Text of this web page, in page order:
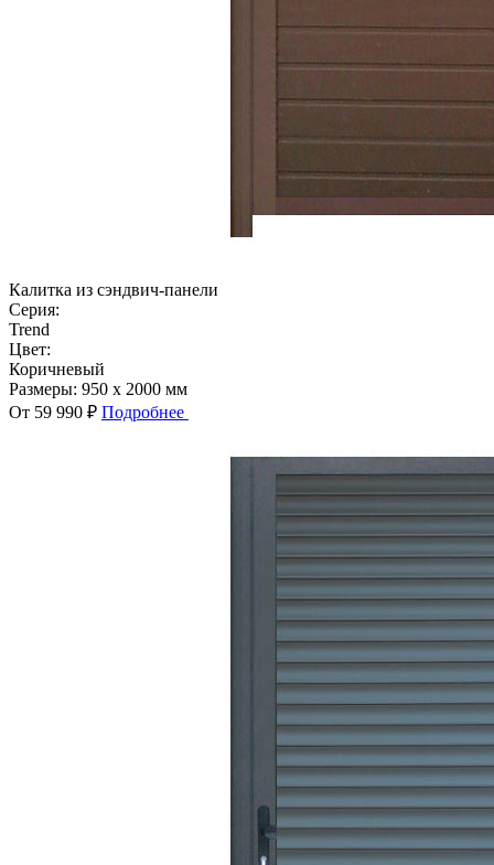
Калитка из сэндвич-панели
Серия:
Trend
Цвет:
Коричневый
Размеры: 950 x 2000 мм
От 59 990 ₽ Подробнее